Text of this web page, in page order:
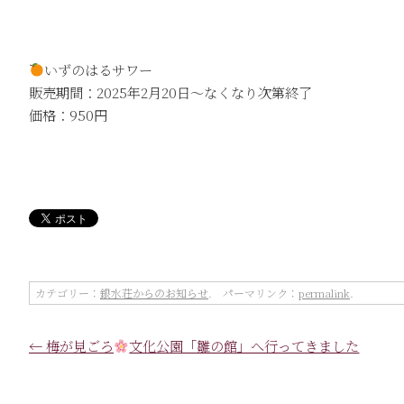
いずのはるサワー
販売期間：2025年2月20日～なくなり次第終了
価格：950円
カテゴリー： 銀水荘からのお知らせ . パーマリンク： permalink
←梅が見ごろ 文化公園「雛の館」へ行ってきました